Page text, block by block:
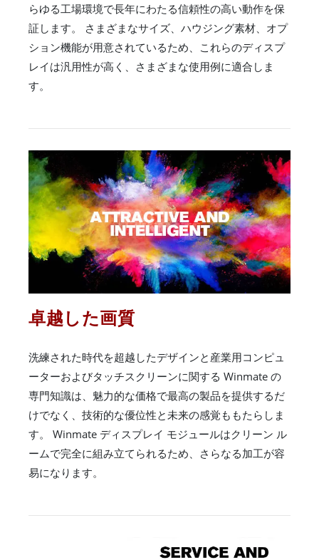
らゆる工場環境で長年にわたる信頼性の高い動作を保
証します。 さまざまなサイズ、ハウジング素材、オプ
ション機能が用意されているため、これらのディスプ
レイは汎用性が高く、さまざまな使用例に適合しま
す。
卓越した画質
洗練された時代を超越したデザインと産業用コンピュ
ーターおよびタッチスクリーンに関する Winmate の
専門知識は、魅力的な価格で最高の製品を提供するだ
けでなく、技術的な優位性と未来の感覚ももたらしま
す。 Winmate ディスプレイ モジュールはクリーン ル
ームで完全に組み立てられるため、さらなる加工が容
易になります。